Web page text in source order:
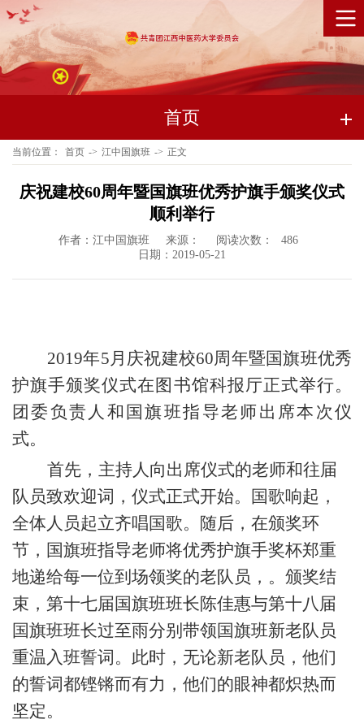
首页
当前位置： 首页 -> 江中国旗班 -> 正文
庆祝建校60周年暨国旗班优秀护旗手颁奖仪式
顺利举行
作者：江中国旗班 来源： 阅读次数：
486
日期：2019-05-21
2019年5月 庆祝建校60周年暨国旗班优秀
护旗手颁奖仪式在图书馆科报厅正式举行。
团委负责人和 国旗班指导老师出席本次仪
式。
首先，主持人向出席仪式的老师和往届
队员致欢迎词，仪式正式开始。国歌响起，
全体人员起立齐唱国歌。随后， 在颁奖环
节， 国旗班指导老师将优秀护旗手奖杯郑重
地递给每一位到场领奖的老队员，。颁奖结
束，第十七届国旗班班长陈佳惠与第十八届
国旗班班长过至雨分别带领国旗班新老队员
重温入班誓词。此时，无论新老队员，他们
的誓词都铿锵而有力，他们的眼神都炽热而
坚定。